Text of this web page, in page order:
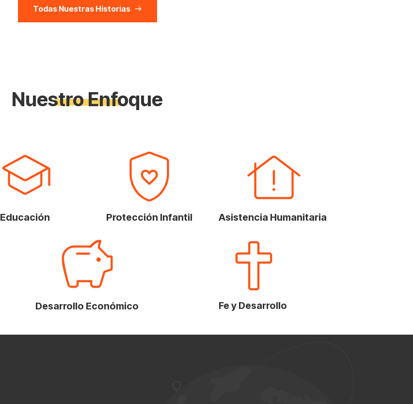
Todas Nuestras Historias
Nuestro Enfoque
Educación Protección Infantil Asistencia Humanitaria
Desarrollo Económico Fe y Desarrollo